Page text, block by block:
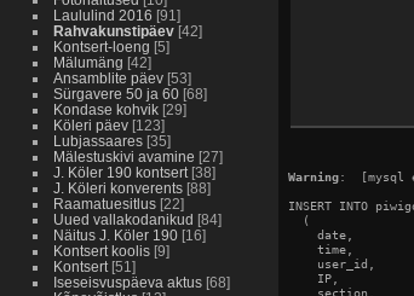
Laululind 2016 [91]
Rahvakunstipäev [42]
Kontsert-loeng [5]
Mälumäng [42]
Ansamblite päev [53]
Sürgavere 50 ja 60 [68]
Kondase kohvik [29]
Köleri päev [123]
Lubjassaares [35]
Mälestuskivi avamine [27]
J. Köler 190 kontsert [38]
J. Köleri konverents [88]
Raamatuesitlus [22]
Uued vallakodanikud [84]
Näitus J. Köler 190 [16]
Kontsert koolis [9]
Kontsert [51]
Iseseisvuspäeva aktus [68]
Warning:  [mysql
INSERT INTO
  (
    date,
    time,
    user_id,
    IP,
    section,